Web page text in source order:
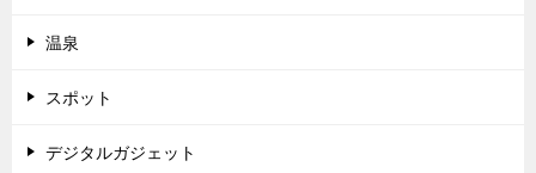
温泉
スポット
デジタルガジェット